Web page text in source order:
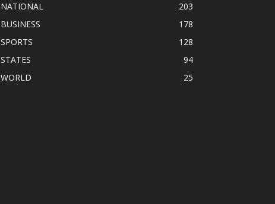
NATIONAL
203
BUSINESS
178
SPORTS
128
STATES
94
WORLD
25